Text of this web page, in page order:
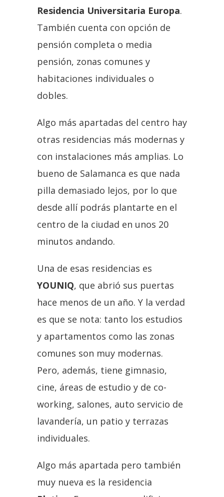
Residencia Universitaria Europa.
También cuenta con opción de
pensión completa o media
pensión, zonas comunes y
habitaciones individuales o
dobles.
Algo más apartadas del centro hay
otras residencias más modernas y
con instalaciones más amplias. Lo
bueno de Salamanca es que nada
pilla demasiado lejos, por lo que
desde allí podrás plantarte en el
centro de la ciudad en unos 20
minutos andando.
Una de esas residencias es
YOUNIQ, que abrió sus puertas
hace menos de un año. Y la verdad
es que se nota: tanto los estudios
y apartamentos como las zonas
comunes son muy modernas.
Pero, además, tiene gimnasio,
cine, áreas de estudio y de co-
working, salones, auto servicio de
lavandería, un patio y terrazas
individuales.
Algo más apartada pero también
muy nueva es la residencia